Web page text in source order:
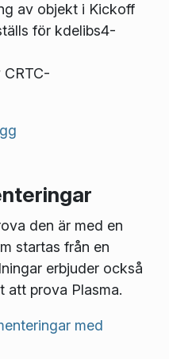
av objekt i Kickoff
för kdelibs4-
CRTC-
den är med en
startas från en
erbjuder också
att prova Plasma.
med